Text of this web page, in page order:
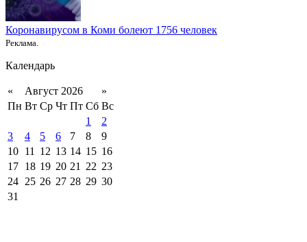
Коронавирусом в Коми болеют 1756 человек
Реклама.
Календарь
« Август 2026
»
Пн Вт Ср Чт Пт Сб Вс
1
2
3
4 5 6 7 8
9
10 11 12 13 14 15 16
17 18 19 20 21 22 23
24 25 26 27 28 29 30
31